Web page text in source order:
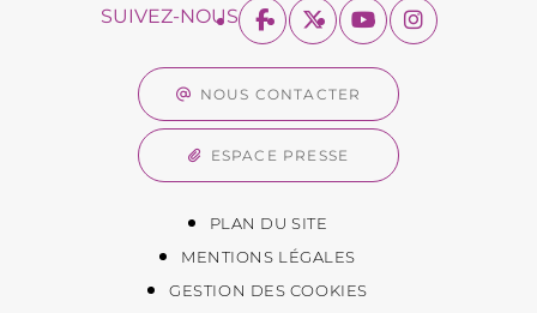
SUIVEZ-NOUS
NOUS CONTACTER
ESPACE PRESSE
PLAN DU SITE
MENTIONS LÉGALES
GESTION DES COOKIES